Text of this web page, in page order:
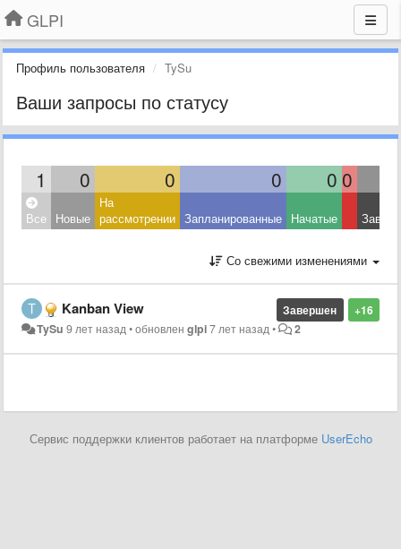
GLPI
Профиль пользователя TySu
Ваши запросы по статусу
1 0 0 0 0 0
Все Новые
На
рассмотрении Запланированные Начатые
Со свежими изменениями
+16
Завершен
Kanban View
TySu 9 лет назад•обновленglpi7 лет назад• 2
Сервис поддержки клиентов работает на платформе UserEcho